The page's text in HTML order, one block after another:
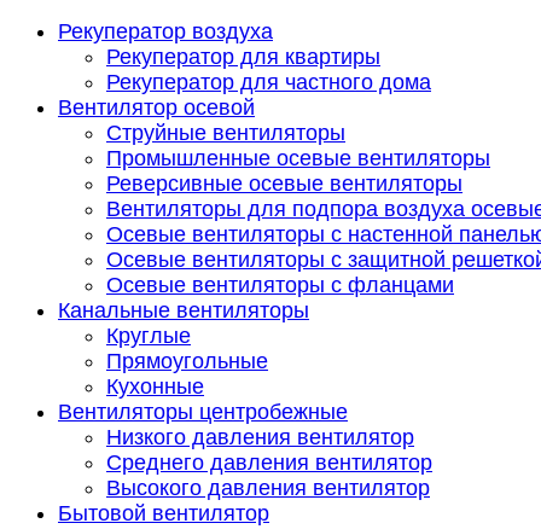
Рекуператор воздуха
Рекуператор для квартиры
Рекуператор для частного дома
Вентилятор осевой
Струйные вентиляторы
Промышленные осевые вентиляторы
Реверсивные осевые вентиляторы
Вентиляторы для подпора воздуха
Осевые вентиляторы с настенной
Осевые вентиляторы с защитной
Осевые вентиляторы с фланцами
Канальные вентиляторы
Круглые
Прямоугольные
Кухонные
Вентиляторы центробежные
Низкого давления вентилятор
Среднего давления вентилятор
Высокого давления вентилятор
Бытовой вентилятор